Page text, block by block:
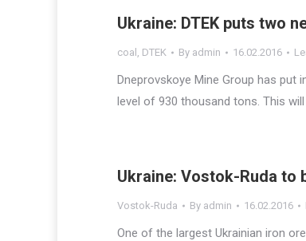
Ukraine: DTEK puts two
coal , DTEK By admin 16.02.2016
Dneprovskoye Mine Group has
level of 930 thousand tons. This
Ukraine: Vostok-Ruda
Vostok-Ruda By admin 16.02.2016
One of the largest Ukrainian iron